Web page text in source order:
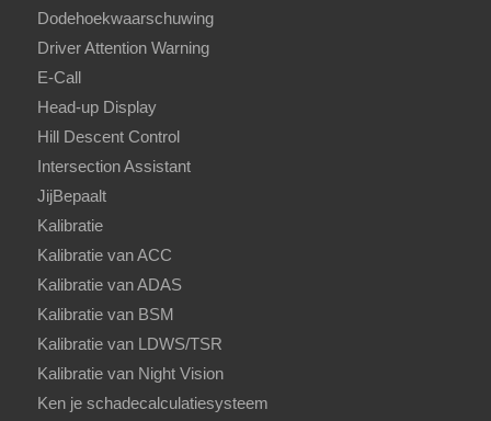
Dodehoekwaarschuwing
Driver Attention Warning
E-Call
Head-up Display
Hill Descent Control
Intersection Assistant
JijBepaalt
Kalibratie
Kalibratie van ACC
Kalibratie van ADAS
Kalibratie van BSM
Kalibratie van LDWS/TSR
Kalibratie van Night Vision
Ken je schadecalculatiesysteem